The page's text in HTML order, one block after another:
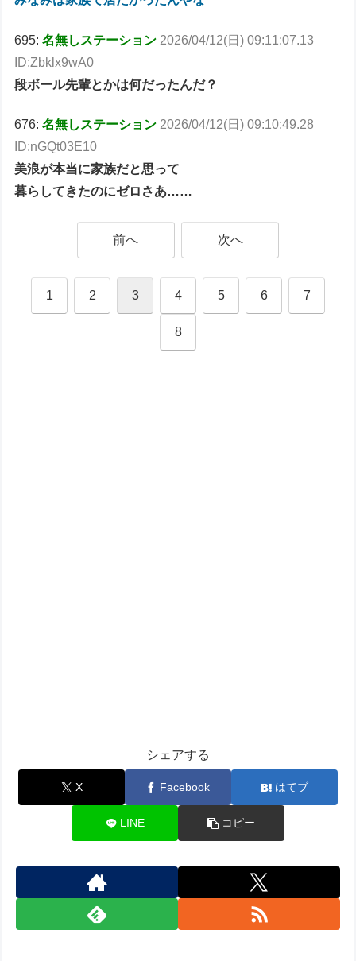
695:名無しステーション 2026/04/12(日) 09:11:07.13
ID:Zbklx9wA0
段ボール先輩とかは何だったんだ？
676:名無しステーション 2026/04/12(日) 09:10:49.28
ID:nGQt03E10
美浪が本当に家族だと思って
暮らしてきたのにゼロさあ……
前へ 次へ
1 2 3 4 5 6 7
8
シェアする
X Facebook はてブ
LINE コピー